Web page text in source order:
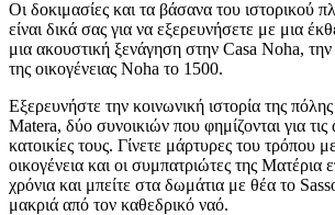
Οι δοκιμασίες και τα βάσανα του ιστορικού
είναι δικά σας για να εξερευνήσετε με μια
μια ακουστική ξενάγηση στην Casa Noha, την
της οικογένειας Noha το 1500.
Εξερευνήστε την κοινωνική ιστορία της
Matera, δύο συνοικιών που φημίζονται για τις
κατοικίες τους. Γίνετε μάρτυρες του τρόπου
οικογένεια και οι συμπατριώτες της Ματέρια
χρόνια και μπείτε στα δωμάτια με θέα το
μακριά από τον καθεδρικό ναό.